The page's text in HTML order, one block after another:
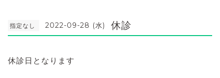
指定なし 2022-09-28 (水) 休診
休診日となります